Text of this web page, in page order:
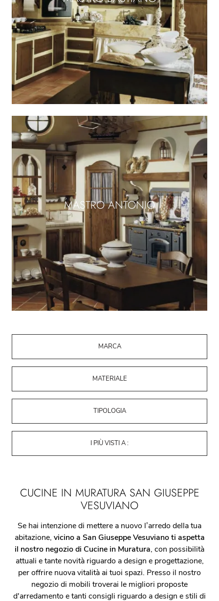
MARCA
MATERIALE
TIPOLOGIA
I PIÙ VISTI A :
MASTRO ANTONIO
CUCINE IN MURATURA SAN GIUSEPPE
VESUVIANO
Se hai intenzione di mettere a nuovo l’arredo della tua
abitazione, vicino a San Giuseppe Vesuviano ti aspetta
il nostro negozio di Cucine in Muratura, con possibilità
attuali e tante novità riguardo a design e progettazione,
per offrire nuova vitalità ai tuoi spazi. Presso il nostro
negozio di mobili troverai le migliori proposte
d'arredamento e tanti consigli riguardo a design e stili di